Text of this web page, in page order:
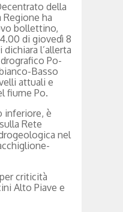
della
ha
bollettino,
di giovedì 8
l’allerta
Po-
Basso
attuali e
fiume Po.
inferiore, è
Rete
nel
criticità
Alto Piave e